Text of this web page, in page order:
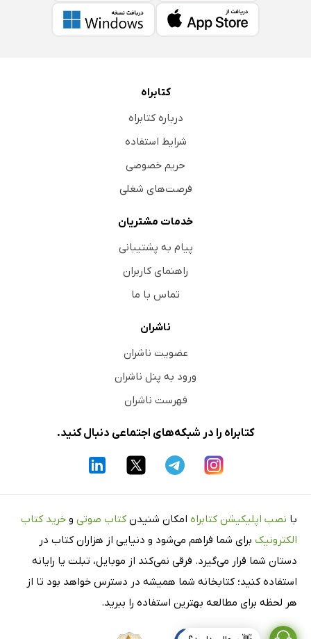
کتابراه
درباره کتابراه
شرایط استفاده
حریم خصوصی
فرصت‌های شغلی
خدمات مشتریان
پیام به پشتیبانی
راهنمای کاربران
تماس با ما
ناشران
عضویت ناشران
ورود به پنل ناشران
فهرست ناشران
کتابراه را در شبکه‌های اجتماعی دنبال کنید.
با نصب اپلیکیشن کتابراه امکان شنیدن کتاب صوتی و خرید کتاب
الکترونیک برای شما فراهم می‌شود و دنیایی از هزاران کتاب در
دستان شما قرار می‌گیرد. فرقی نمی‌کند از موبایل، تبلت یا رایانه
استفاده کنید؛ کتابخانه شما همیشه در دسترس خواهد بود تا از
هر لحظه برای مطالعه بهترین استفاده را ببرید.